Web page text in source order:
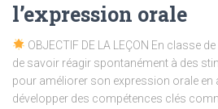
l’expression orale
OBJECTIF DE LA LEÇON En classe
de savoir réagir spontanément à des
pour améliorer son expression orale en
développer des compétences clés